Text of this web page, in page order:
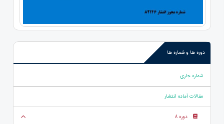
دوره ها و شماره ها
شماره جاری
مقالات آماده انتشار
دوره 8